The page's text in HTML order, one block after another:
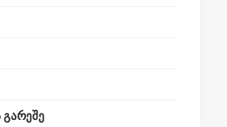
გარეშე